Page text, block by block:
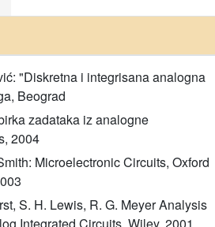
"Diskretna i integrisana analogna
Beograd
zadataka iz analogne
2004
Microelectronic Circuits, Oxford
S. H. Lewis, R. G. Meyer Analysis